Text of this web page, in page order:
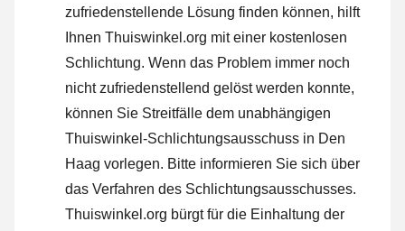
zufriedenstellende Lösung finden können, hilft
Ihnen Thuiswinkel.org mit einer kostenlosen
Schlichtung. Wenn das Problem immer noch
nicht zufriedenstellend gelöst werden konnte,
können Sie Streitfälle dem unabhängigen
Thuiswinkel-Schlichtungsausschuss in Den
Haag vorlegen. Bitte informieren Sie sich über
das Verfahren des Schlichtungsausschusses.
Thuiswinkel.org bürgt für die Einhaltung der